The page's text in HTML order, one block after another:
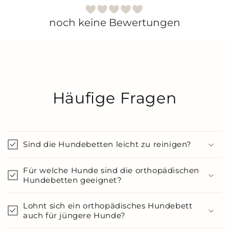
noch keine Bewertungen
Häufige Fragen
Sind die Hundebetten leicht zu reinigen?
Für welche Hunde sind die orthopädischen
Hundebetten geeignet?
Lohnt sich ein orthopädisches Hundebett
auch für jüngere Hunde?